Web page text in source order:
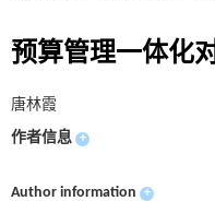
预算管理一体化
唐林霞
作者信息 +
Author information +